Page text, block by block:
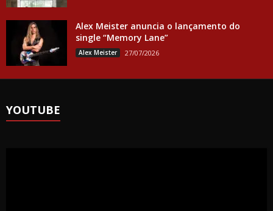
Alex Meister anuncia o lançamento do
single “Memory Lane”
Alex Meister 27/07/2026
YOUTUBE